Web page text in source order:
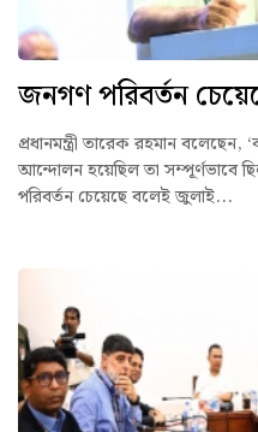
জনগণ পরিবর্তন
প্রধানমন্ত্রী তারেক রহমান
আন্দোলন হয়েছিল তা
পরিবর্তন চেয়েছে বলেই জুলাই...